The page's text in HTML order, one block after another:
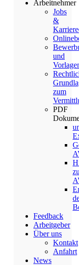
Arbeitnehmer
Jobs
&
und
zum
PDF
Feedback
Arbeitgeber
Über uns
Kontakt
Anfahrt
News